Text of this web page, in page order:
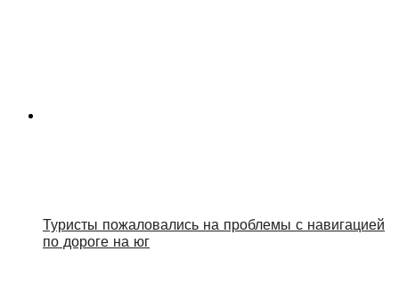
Туристы пожаловались на проблемы с навигацией
по дороге на юг